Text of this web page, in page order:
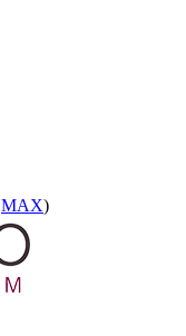
MAX)